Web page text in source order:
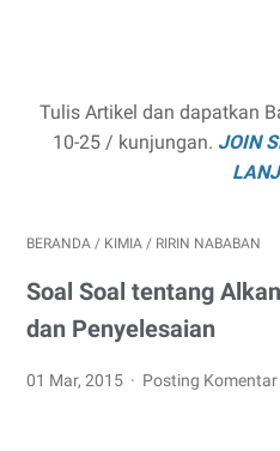
Tulis Artikel dan dapatkan
10-25 / kunjungan. JOIN
BERANDA / KIMIA / RIRIN NABABAN
Soal Soal tentang
dan Penyelesaian
01 Mar, 2015 Posting Komentar